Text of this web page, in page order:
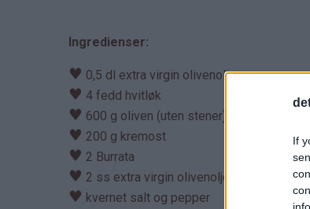
If
Ingredienser:
♥ 0,5 dl extra virgin olivenolje
♥ 4 fedd hvitløk
♥ 600 g oliven (uten stener)
♥ 200 g kremost
♥ 2 Burrata
♥ 2 ss extra virgin olivenolje
♥ kvernet salt og pepper